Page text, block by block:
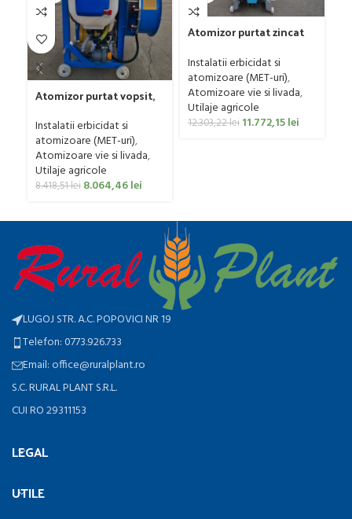
Atomizor purtat vopsit,
Bufer, model Ronda
Clasic, 200 litri
Instalatii erbicidat si
atomizoare (MET-uri),
Atomizoare vie si livada,
Utilaje agricole
8.418,51lei 8.064,46lei
Atomizor purtat zincat
Bufer, model Ronda,
300 litri
Instalatii erbicidat si
atomizoare (MET-uri),
Atomizoare vie si livada,
Utilaje agricole
12.303,22lei 11.772,15lei
LUGOJ STR. A.C. POPOVICI NR 19
Telefon: 0773.926.733
Email: office@ruralplant.ro
S.C. RURAL PLANT S.R.L.
CUI RO 29311153
LEGAL
UTILE